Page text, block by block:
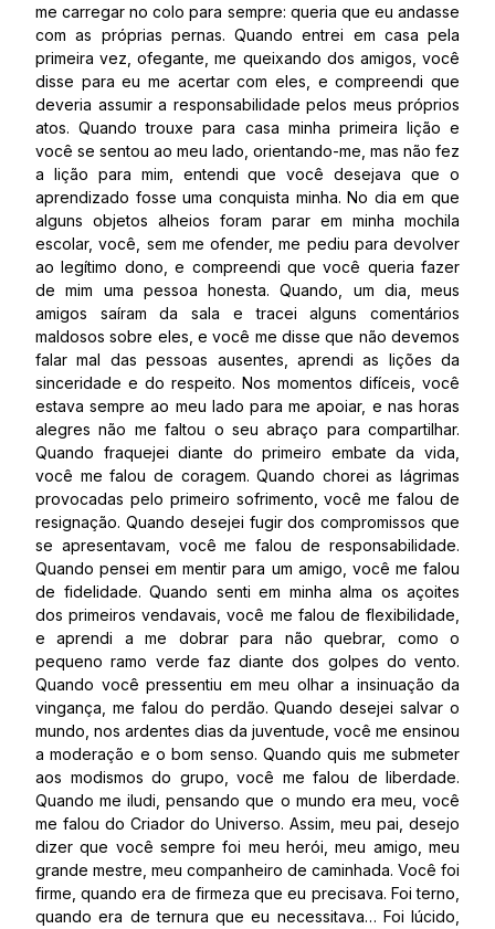
me carregar no colo para sempre: queria que eu andasse
com as próprias pernas. Quando entrei em casa pela
primeira vez, ofegante, me queixando dos amigos, você
disse para eu me acertar com eles, e compreendi que
deveria assumir a responsabilidade pelos meus próprios
atos. Quando trouxe para casa minha primeira lição e
você se sentou ao meu lado, orientando-me, mas não fez
a lição para mim, entendi que você desejava que o
aprendizado fosse uma conquista minha. No dia em que
alguns objetos alheios foram parar em minha mochila
escolar, você, sem me ofender, me pediu para devolver
ao legítimo dono, e compreendi que você queria fazer
de mim uma pessoa honesta. Quando, um dia, meus
amigos saíram da sala e tracei alguns comentários
maldosos sobre eles, e você me disse que não devemos
falar mal das pessoas ausentes, aprendi as lições da
sinceridade e do respeito. Nos momentos difíceis, você
estava sempre ao meu lado para me apoiar, e nas horas
alegres não me faltou o seu abraço para compartilhar.
Quando fraquejei diante do primeiro embate da vida,
você me falou de coragem. Quando chorei as lágrimas
provocadas pelo primeiro sofrimento, você me falou de
resignação. Quando desejei fugir dos compromissos que
se apresentavam, você me falou de responsabilidade.
Quando pensei em mentir para um amigo, você me falou
de fidelidade. Quando senti em minha alma os açoites
dos primeiros vendavais, você me falou de flexibilidade,
e aprendi a me dobrar para não quebrar, como o
pequeno ramo verde faz diante dos golpes do vento.
Quando você pressentiu em meu olhar a insinuação da
vingança, me falou do perdão. Quando desejei salvar o
mundo, nos ardentes dias da juventude, você me ensinou
a moderação e o bom senso. Quando quis me submeter
aos modismos do grupo, você me falou de liberdade.
Quando me iludi, pensando que o mundo era meu, você
me falou do Criador do Universo. Assim, meu pai, desejo
dizer que você sempre foi meu herói, meu amigo, meu
grande mestre, meu companheiro de caminhada. Você foi
firme, quando era de firmeza que eu precisava. Foi terno,
quando era de ternura que eu necessitava… Foi lúcido,